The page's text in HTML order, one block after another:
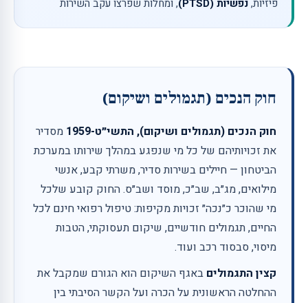
פיזיות,נפשיות (PTSD) , ומחלות שפרצו עקב השירות
חוק הנכים (תגמולים ושיקום)
חוק הנכים (תגמולים ושיקום), התשי״ט-1959
מסדיר
את זכויותיהם של כל מי שנפגע במהלך שירותו במערכת
הביטחון — חיילים בשירות סדיר, משרתי קבע, אנשי
מילואים, מג״ב, שב״כ, מוסד ושב״ס. החוק קובע שלכל
מי שהוכר כ״נכה״ זכויות מקיפות: טיפול רפואי חינם לכל
החיים, תגמולים חודשיים, שיקום תעסוקתי, הטבות
מיסוי, סבסוד רכב ועוד.
קצין התגמולים באגף השיקום הוא הגורם שמקבל את
ההחלטה הראשונית על הכרה ועל הקשר הסיבתי בין